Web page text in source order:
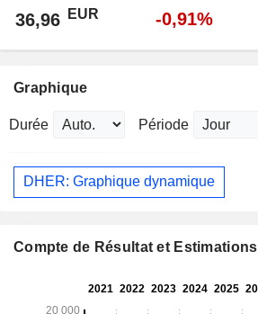
36,96 EUR -0,91%
Graphique
Durée Période
DHER: Graphique dynamique
Compte de Résultat et Estimations